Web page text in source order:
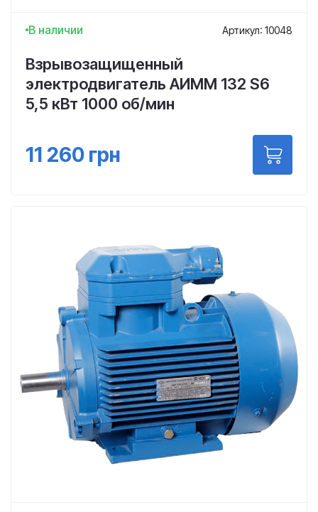
В наличии Артикул: 10048
Взрывозащищенный
электродвигатель АИММ 132 S6
5,5 кВт 1000 об/мин
11 260 грн